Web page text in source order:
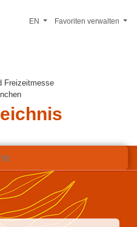
Freizeitmesse
Favoriten verwalten
EN